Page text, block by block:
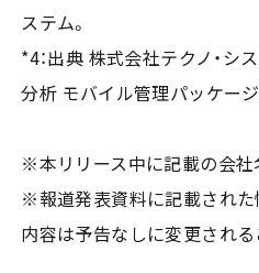
ステム。
*4：出典 株式会社テクノ・
分析 モバイル管理パッケー
※本リリース中に記載の会社
※報道発表資料に記載された
内容は予告なしに変更される